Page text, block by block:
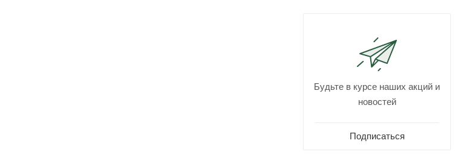
Будьте в курсе наших акций и
новостей
Подписаться